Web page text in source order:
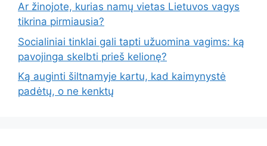
Ar žinojote, kurias namų vietas Lietuvos vagys
tikrina pirmiausia?
Socialiniai tinklai gali tapti užuomina vagims: ką
pavojinga skelbti prieš kelionę?
Ką auginti šiltnamyje kartu, kad kaimynystė
padėtų, o ne kenktų